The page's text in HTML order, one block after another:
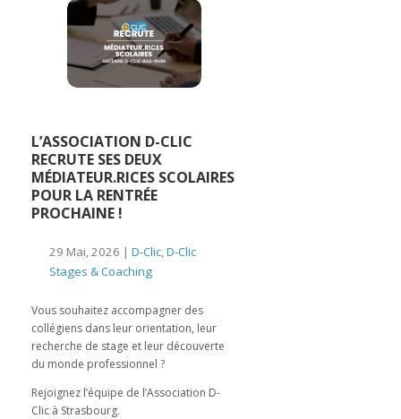
L’ASSOCIATION D-CLIC
RECRUTE SES DEUX
MÉDIATEUR.RICES SCOLAIRES
POUR LA RENTRÉE
PROCHAINE !
29 Mai, 2026 | D-Clic,D-Clic
Stages & Coaching
Vous souhaitez accompagner des
collégiens dans leur orientation, leur
recherche de stage et leur découverte
du monde professionnel ?
Rejoignez l’équipe de l’Association D-
Clic à Strasbourg.